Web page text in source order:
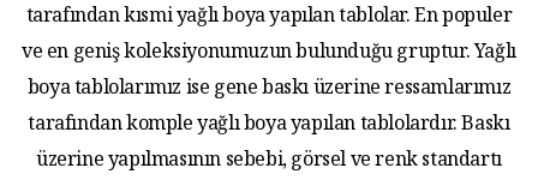
tarafından kısmi yağlı boya yapılan tablolar. En populer
ve en geniş koleksiyonumuzun bulunduğu gruptur. Yağlı
boya tablolarımız ise gene baskı üzerine ressamlarımız
tarafından komple yağlı boya yapılan tablolardır. Baskı
üzerine yapılmasının sebebi, görsel ve renk standartı